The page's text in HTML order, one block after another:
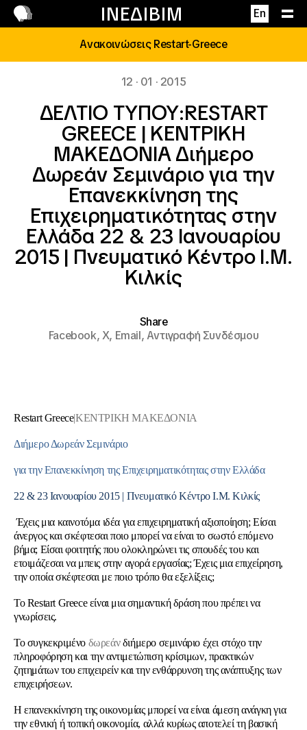
ΙΝΕΔΙΒΙΜ En
Επικοινωνία
Ανακοινώσεις Restart-Greece
12 · 01 · 2015
ΔΕΛΤΙΟ ΤΥΠΟΥ:RESTART
GREECE | ΚΕΝΤΡΙΚΗ
ΜΑΚΕΔΟΝΙΑ Διήμερο
Δωρεάν Σεμινάριο για την
Επανεκκίνηση της
Επιχειρηματικότητας στην
Ελλάδα 22 & 23 Ιανουαρίου
2015 | Πνευματικό Κέντρο Ι.Μ.
Κιλκίς
Share
Facebook,X, Email,Αντιγραφή Συνδέσμου
Restart Greece|ΚΕΝΤΡΙΚΗ ΜΑΚΕΔΟΝΙΑ
Διήμερο Δωρεάν Σεμινάριο
για την Επανεκκίνηση της Επιχειρηματικότητας στην Ελλάδα
22 & 23 Ιανουαρίου 2015 | Πνευματικό Κέντρο Ι.Μ. Κιλκίς
Έχεις μια καινοτόμα ιδέα για επιχειρηματική αξιοποίηση; Είσαι
άνεργος και σκέφτεσαι ποιο μπορεί να είναι το σωστό επόμενο
βήμα; Είσαι φοιτητής που ολοκληρώνει τις σπουδές του και
ετοιμάζεσαι να μπεις στην αγορά εργασίας; Έχεις μια επιχείρηση,
την οποία σκέφτεσαι με ποιο τρόπο θα εξελίξεις;
Το Restart Greece είναι μια σημαντική δράση που πρέπει να
γνωρίσεις.
Το συγκεκριμένο δωρεάνδιήμερο σεμινάριο έχει στόχο την
πληροφόρηση και την αντιμετώπιση κρίσιμων, πρακτικών
ζητημάτων του επιχειρείν και την ενθάρρυνση της ανάπτυξης των
επιχειρήσεων.
Η επανεκκίνηση της οικονομίας μπορεί να είναι άμεση ανάγκη για
την εθνική ή τοπική οικονομία, αλλά κυρίως αποτελεί τη βασική